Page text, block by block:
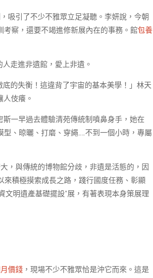
吸引了不少不雅眾立足凝聽。李妍說，今朝
察，還要不竭進修新展內在的事務。館包養
走進非遺館，愛上非遺。
的失衡！這違背了宇宙的基本美學！」林天
人伎癢。
斯一早過去體驗清苑傳統制噴鼻身手，她在
、晾曬、打磨、穿繩……不到一個小時，專屬
，與傳統的博物館分歧，非遺是活態的，因
來積極摸索成長之路，踐行國度任務、彰顯
明遺產基礎擺設”展，有著表現本身策展理
價錢 ，現場不少不雅眾恰是沖它而來。這是